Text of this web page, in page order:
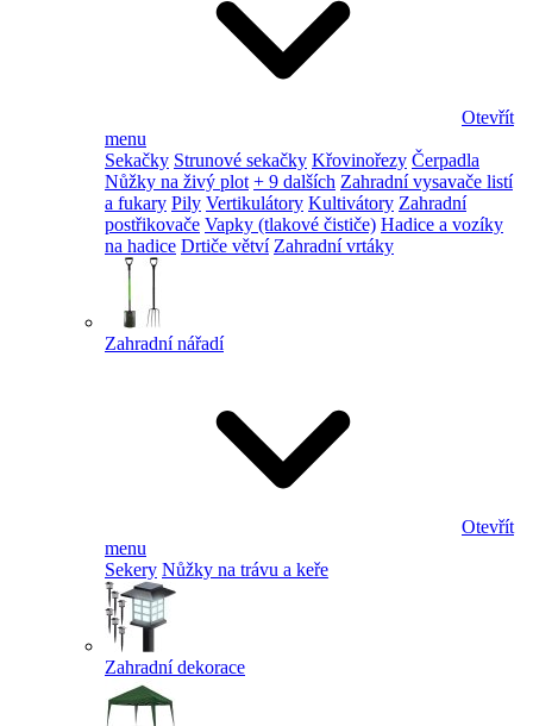
Otevřít
menu
Sekačky Strunové sekačky Křovinořezy Čerpadla
Nůžky na živý plot + 9 dalších Zahradní vysavače listí
a fukary Pily Vertikulátory Kultivátory Zahradní
postřikovače Vapky (tlakové čističe) Hadice a vozíky
na hadice Drtiče větví Zahradní vrtáky
Zahradní nářadí
Otevřít
menu
Sekery Nůžky na trávu a keře
Zahradní dekorace